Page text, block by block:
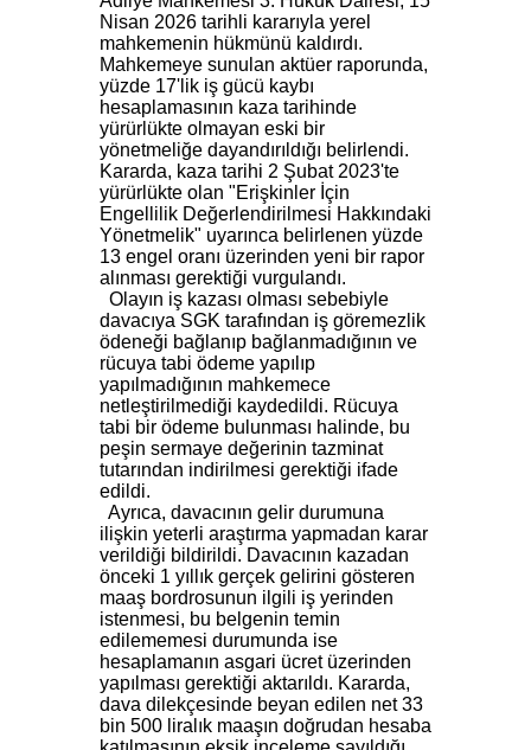
Nisan 2026 tarihli kararıyla yerel
mahkemenin hükmünü kaldırdı.
Mahkemeye sunulan aktüer raporunda,
yüzde 17'lik iş gücü kaybı
hesaplamasının kaza tarihinde
yürürlükte olmayan eski bir
yönetmeliğe dayandırıldığı belirlendi.
Kararda, kaza tarihi 2 Şubat 2023'te
yürürlükte olan "Erişkinler İçin
Engellilik Değerlendirilmesi Hakkındaki
Yönetmelik" uyarınca belirlenen yüzde
13 engel oranı üzerinden yeni bir rapor
alınması gerektiği vurgulandı.
Olayın iş kazası olması sebebiyle
davacıya SGK tarafından iş göremezlik
ödeneği bağlanıp bağlanmadığının ve
rücuya tabi ödeme yapılıp
yapılmadığının mahkemece
netleştirilmediği kaydedildi. Rücuya
tabi bir ödeme bulunması halinde, bu
peşin sermaye değerinin tazminat
tutarından indirilmesi gerektiği ifade
edildi.
Ayrıca, davacının gelir durumuna
ilişkin yeterli araştırma yapmadan karar
verildiği bildirildi. Davacının kazadan
önceki 1 yıllık gerçek gelirini gösteren
maaş bordrosunun ilgili iş yerinden
istenmesi, bu belgenin temin
edilememesi durumunda ise
hesaplamanın asgari ücret üzerinden
yapılması gerektiği aktarıldı. Kararda,
dava dilekçesinde beyan edilen net 33
bin 500 liralık maaşın doğrudan hesaba